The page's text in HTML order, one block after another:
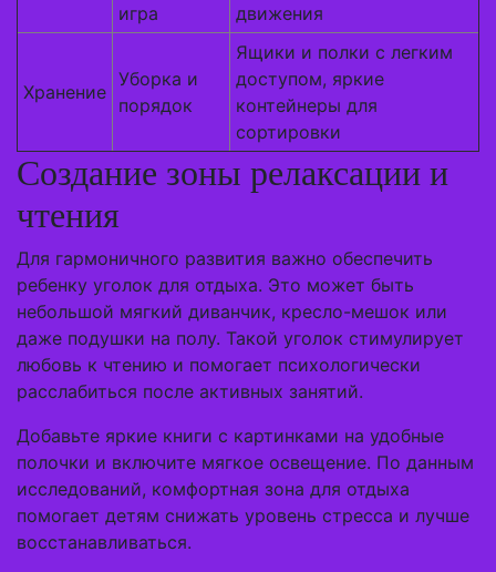
игра движения
Хранение
Уборка и
порядок
Ящики и полки с легким
доступом, яркие
контейнеры для
сортировки
Создание зоны релаксации и
чтения
Для гармоничного развития важно обеспечить
ребенку уголок для отдыха. Это может быть
небольшой мягкий диванчик, кресло-мешок или
даже подушки на полу. Такой уголок стимулирует
любовь к чтению и помогает психологически
расслабиться после активных занятий.
Добавьте яркие книги с картинками на удобные
полочки и включите мягкое освещение. По данным
исследований, комфортная зона для отдыха
помогает детям снижать уровень стресса и лучше
восстанавливаться.